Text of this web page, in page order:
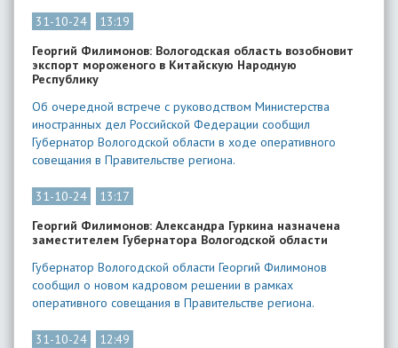
31-10-24
13:19
Георгий Филимонов: Вологодская область возобновит
экспорт мороженого в Китайскую Народную
Республику
Об очередной встрече с руководством Министерства
иностранных дел Российской Федерации сообщил
Губернатор Вологодской области в ходе оперативного
совещания в Правительстве региона.
31-10-24
13:17
Георгий Филимонов: Александра Гуркина назначена
заместителем Губернатора Вологодской области
Губернатор Вологодской области Георгий Филимонов
сообщил о новом кадровом решении в рамках
оперативного совещания в Правительстве региона.
31-10-24
12:49